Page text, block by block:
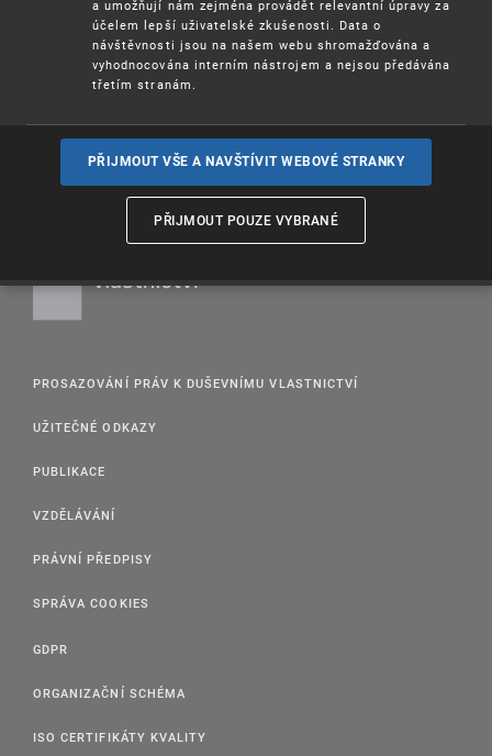
Více informací(pdf, 71 kB)
Registrace
PROSAZOVÁNÍ PRÁV K DUŠEVNÍMU VLASTNICTVÍ
UŽITEČNÉ ODKAZY
PUBLIKACE
VZDĚLÁVÁNÍ
PRÁVNÍ PŘEDPISY
SPRÁVA COOKIES
GDPR
ORGANIZAČNÍ SCHÉMA
ISO CERTIFIKÁTY KVALITY
a umožňují nám zejména provádět relevantní úpravy za
účelem lepší uživatelské zkušenosti. Data o
návštěvnosti jsou na našem webu shromažďována a
vyhodnocována interním nástrojem a nejsou předávána
třetím stranám.
PŘIJMOUT VŠE A NAVŠTÍVIT WEBOVÉ STRANKY
PŘIJMOUT POUZE VYBRANÉ